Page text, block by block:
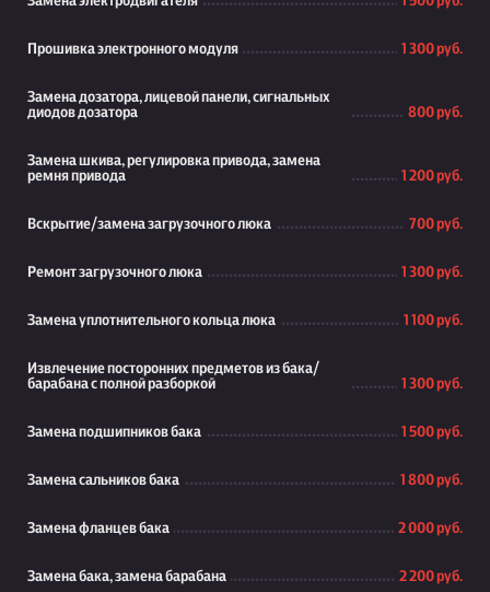
Прошивка электронного модуля 1 300 руб.
Замена дозатора, лицевой панели, сигнальных
диодов дозатора
800 руб.
Замена шкива, регулировка привода, замена
ремня привода
1 200 руб.
Вскрытие/замена загрузочного люка 700 руб.
Ремонт загрузочного люка 1 300 руб.
Замена уплотнительного кольца люка 1 100 руб.
Извлечение посторонних предметов из бака/
барабана с полной разборкой
1 300 руб.
Замена подшипников бака 1 500 руб.
Замена сальников бака 1 800 руб.
Замена фланцев бака 2 000 руб.
Замена бака, замена барабана 2 200 руб.